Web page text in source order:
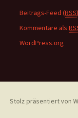
Beitrags-Feed (RSS)
Kommentare als
WordPress.org
Stolz präsentiert von